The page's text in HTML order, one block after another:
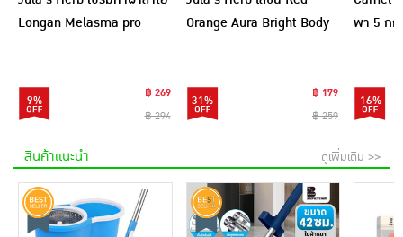
Longan Melasma pro
9%
฿ 269
฿ 294
Orange Aura Bright Body
31%
฿ 179
฿ 259
พา 5 กก
16%
สินค้าแนะนำ ดูเพิ่มเติม >>